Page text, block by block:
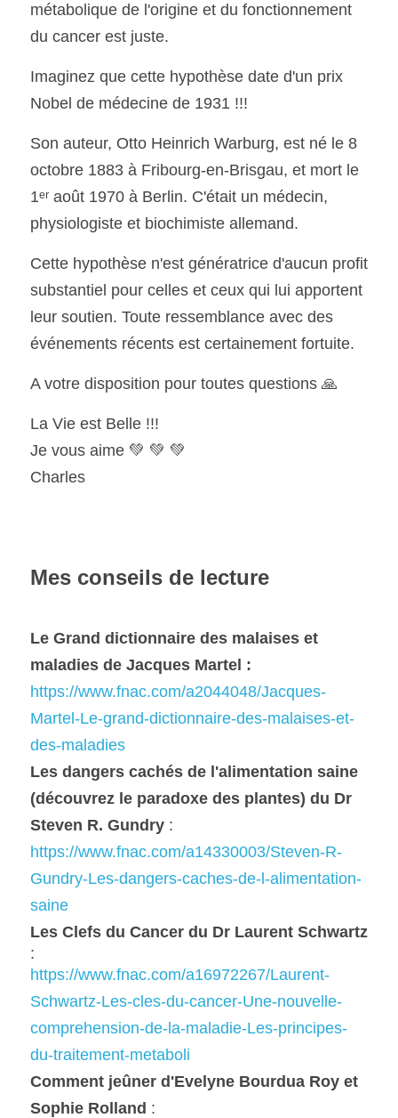
métabolique de l'origine et du fonctionnement
du cancer est juste.
Imaginez que cette hypothèse date d'un prix
Nobel de médecine de 1931 !!!
Son auteur, Otto Heinrich Warburg, est né le 8
octobre 1883 à Fribourg-en-Brisgau, et mort le
1ᵉʳ août 1970 à Berlin. C'était un médecin,
physiologiste et biochimiste allemand.
Cette hypothèse n'est génératrice d'aucun profit
substantiel pour celles et ceux qui lui apportent
leur soutien. Toute ressemblance avec des
événements récents est certainement fortuite.
A votre disposition pour toutes questions 🙏
La Vie est Belle !!!
Je vous aime 💚 💚 💚
Charles
Mes conseils de lecture
Le Grand dictionnaire des malaises et
maladies de Jacques Martel :
https://www.fnac.com/a2044048/Jacques-
Martel-Le-grand-dictionnaire-des-malaises-et-
des-maladies
Les dangers cachés de l'alimentation saine
(découvrez le paradoxe des plantes) du Dr
Steven R. Gundry :
https://www.fnac.com/a14330003/Steven-R-
Gundry-Les-dangers-caches-de-l-alimentation-
saine
Les Clefs du Cancer du Dr Laurent Schwartz
:
https://www.fnac.com/a16972267/Laurent-
Schwartz-Les-cles-du-cancer-Une-nouvelle-
comprehension-de-la-maladie-Les-principes-
du-traitement-metaboli
Comment jeûner d'Evelyne Bourdua Roy et
Sophie Rolland :